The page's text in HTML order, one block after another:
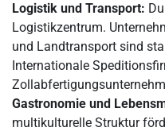
Logistik und Transport:
Logistikzentrum.
und Landtransport sind
Internationale
Gastronomie und
multikulturelle Struktur